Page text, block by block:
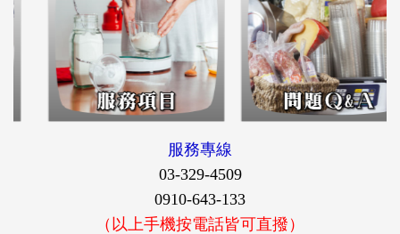
服務專線
03-329-4509
0910-643-133
（以上手機按電話皆可直撥）